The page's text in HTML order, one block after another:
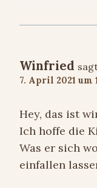
Winfried
7. April 2021 um
Hey, das ist
Ich hoffe die
Was er sich
einfallen